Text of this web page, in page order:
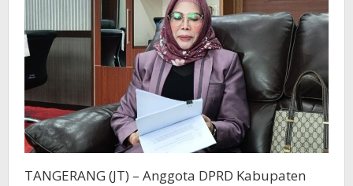
TANGERANG (JT) – Anggota DPRD Kabupaten